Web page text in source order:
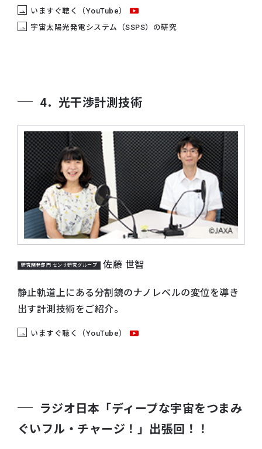
いますぐ聴く（YouTube）
宇宙太陽光発電システム（SSPS）の研究
4．光干渉計測技術
研究開発部門 センサ研究グループ 佐藤 世智
静止軌道上にある分割鏡のナノレベルの変位を導き
出す計測技術をご紹介。
いますぐ聴く（YouTube）
ラジオ日本 「ディープな宇宙をつまみ
ぐいフル・チャージ！」 出張回！！